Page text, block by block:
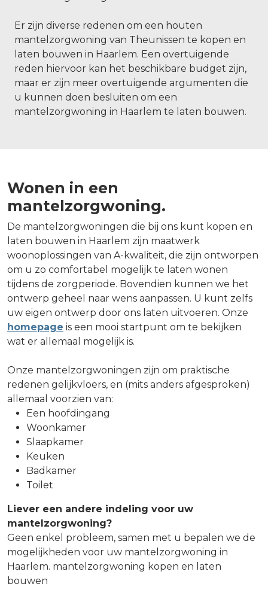
Er zijn diverse redenen om een houten
mantelzorgwoning van Theunissen te kopen en
laten bouwen in Haarlem. Een overtuigende
reden hiervoor kan het beschikbare budget zijn,
maar er zijn meer overtuigende argumenten die
u kunnen doen besluiten om een
mantelzorgwoning in Haarlem te laten bouwen.
Wonen in een
mantelzorgwoning.
De mantelzorgwoningen die bij ons kunt kopen en
laten bouwen in Haarlem zijn maatwerk
woonoplossingen van A-kwaliteit, die zijn ontworpen
om u zo comfortabel mogelijk te laten wonen
tijdens de zorgperiode. Bovendien kunnen we het
ontwerp geheel naar wens aanpassen. U kunt zelfs
uw eigen ontwerp door ons laten uitvoeren. Onze
homepage is een mooi startpunt om te bekijken
wat er allemaal mogelijk is.
Onze mantelzorgwoningen zijn om praktische
redenen gelijkvloers, en (mits anders afgesproken)
allemaal voorzien van:
Een hoofdingang
Woonkamer
Slaapkamer
Keuken
Badkamer
Toilet
Liever een andere indeling voor uw
mantelzorgwoning?
Geen enkel probleem, samen met u bepalen we de
mogelijkheden voor uw mantelzorgwoning in
Haarlem. mantelzorgwoning kopen en laten
bouwen